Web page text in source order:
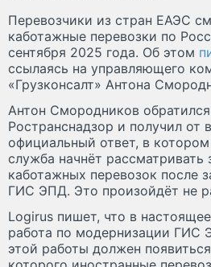
Перевозчики из стран ЕАЭС
каботажные перевозки по
сентября 2025 года. Об этом
ссылаясь на управляющего
«Грузконсалт» Антона
Антон Смородников
Ространснадзор и получил от
официальный ответ, в котором
служба начнёт рассматривать
каботажных перевозок после
ГИС ЭПД. Это произойдёт не
Logirus пишет, что в
работа по модернизации ГИС
этой работы должен